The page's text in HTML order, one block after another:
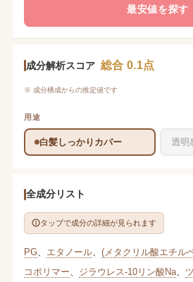
最安値を探す
成分解析スコア 総合 0.1点
※ 成分構成からの推定値です
用途
白髪しっかりカバー 透明
全成分リスト
タップで成分の詳細が見られます
PG、 エタノール、 (メタクリル酸エチル
コポリマー
ジラウレス-10リン酸Na、